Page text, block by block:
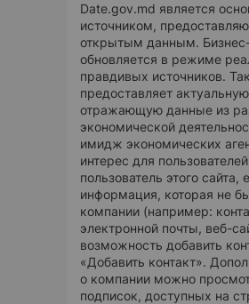
Date.gov.md является
источником,
открытым данным.
обновляется в режиме
правдивых источников.
предоставляет
отражающую данные из
экономической
имидж экономических
интерес для
пользователь этого сайта,
информация, которая не
компании (например:
электронной почты, веб-
возможность добавить
«Добавить контакт».
о компании можно
подписок, доступных на